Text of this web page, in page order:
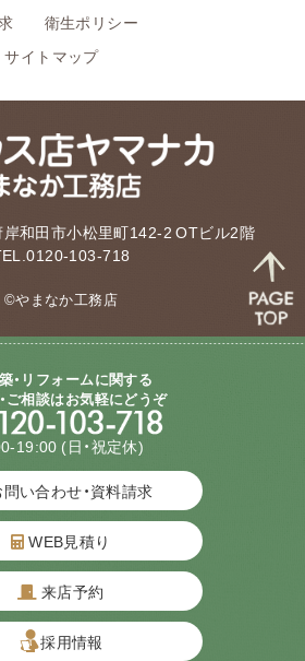
衛生ポリシー
サイトマップ
和田市小松里町142-2 OTビル2階
103-718
©やまなか工務店
・リフォームに関する
ご相談はお気軽にどうぞ
19:00 (日・祝定休)
問い合わせ・資料請求
WEB見積り
来店予約
採用情報